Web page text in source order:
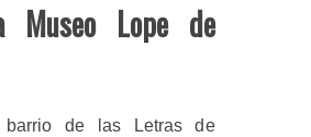
Museo Lope de
barrio de las Letras de